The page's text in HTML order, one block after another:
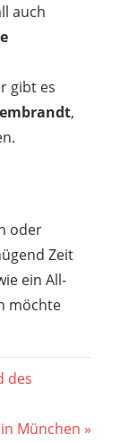
auch
gibt es
,
oder
Zeit
ein All-
möchte
des
München